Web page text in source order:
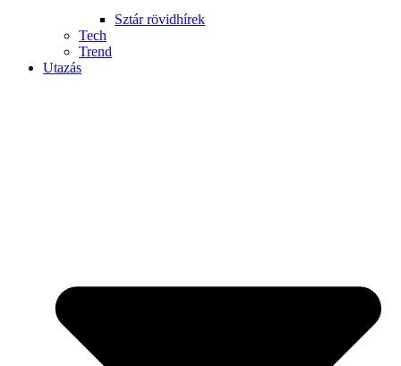
Sztár rövidhírek
Tech
Trend
Utazás